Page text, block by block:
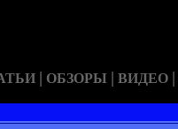
| ОБЗОРЫ | ВИДЕО |